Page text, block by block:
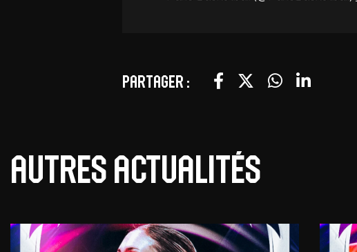
Partager :
Autres actualités